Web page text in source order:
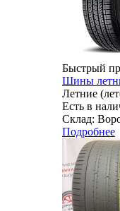
Быстрый
Шины
Летние
Есть в
Склад:
Подробнее